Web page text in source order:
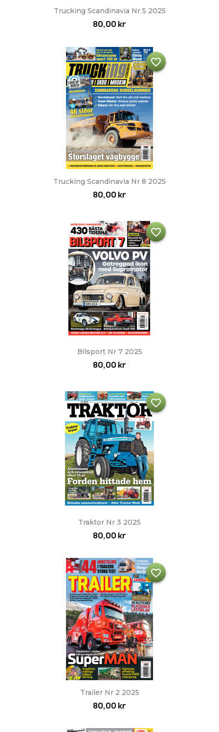
Trucking Scandinavia Nr 5 2025
80,00 kr
Trucking Scandinavia Nr 8 2025
80,00 kr
favorite_border
Bilsport Nr 7 2025
80,00 kr
favorite_border
Traktor Nr 3 2025
80,00 kr
favorite_border
Trailer Nr 2 2025
80,00 kr
favorite_border